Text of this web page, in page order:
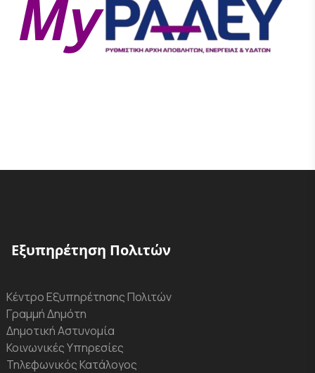
Εξυπηρέτηση Πολιτών
Κέντρο Εξυπηρέτησης Πολιτών
Γραμμή Δημότη
Δημοτική Αστυνομία
Κοινωνικές Υπηρεσίες
Τηλεφωνικός Κατάλογος